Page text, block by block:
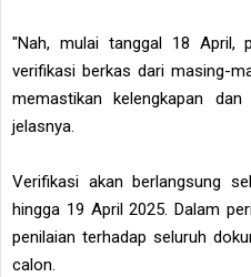
"Nah, mulai tanggal 18 April,
verifikasi berkas dari masing-
memastikan kelengkapan
jelasnya.
Verifikasi akan berlangsung
hingga 19 April 2025. Dalam
penilaian terhadap seluruh
calon.